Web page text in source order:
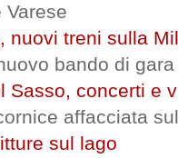
Varese
nuovi treni sulla
bando di gara
Sasso, concerti e
affacciata
sul lago